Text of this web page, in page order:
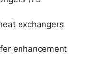
exchangers
enhancement